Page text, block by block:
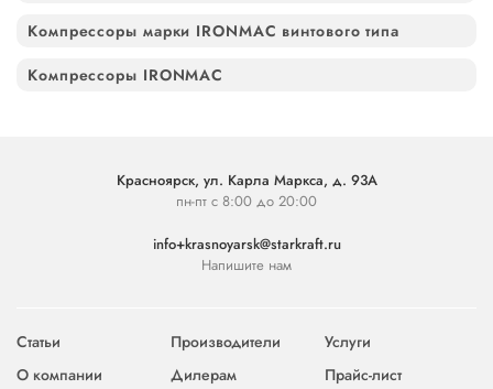
Компрессоры марки IRONMAC винтового типа
Компрессоры IRONMAC
Красноярск, ул. Карла Маркса, д. 93А
пн-пт с 8:00 до 20:00
info+krasnoyarsk@starkraft.ru
Напишите нам
Статьи Производители
Услуги
О компании
Дилерам
Прайс-лист